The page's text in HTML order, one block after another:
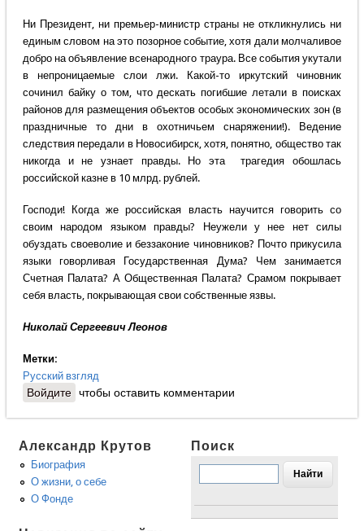
Ни Президент, ни премьер-министр страны не откликнулись ни
единым словом на это позорное событие, хотя дали молчаливое
добро на объявление всенародного траура. Все события укутали
в непроницаемые слои лжи. Какой-то иркутский чиновник
сочинил байку о том, что дескать погибшие летали в поисках
районов для размещения объектов особых экономических зон (в
праздничные то дни в охотничьем снаряжении!). Ведение
следствия передали в Новосибирск, хотя, понятно, общество так
никогда и не узнает правды. Но эта трагедия обошлась
российской казне в 10 млрд. рублей.
Господи! Когда же российская власть научится говорить со
своим народом языком правды? Неужели у нее нет силы
обуздать своеволие и беззаконие чиновников? Почто прикусила
языки говорливая Государственная Дума? Чем занимается
Счетная Палата? А Общественная Палата? Срамом покрывает
себя власть, покрывающая свои собственные язвы.
Николай Сергеевич Леонов
Метки:
Русский взгляд
Войдите чтобы оставить комментарии
Александр Крутов
Биография
О жизни, о себе
О Фонде
Поиск